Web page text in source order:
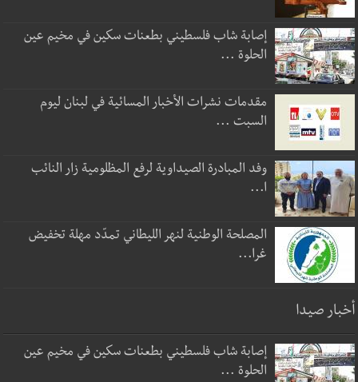
إصابة شاب فلسطيني بطعنات سكين في مخيم عين
الحلوة ...
مقدمات نشرات الأخبار المسائية في لبنان ليوم
السبت ...
وفد المبادرة الصيداوية لرفع المظلومية زار النائب
ا...
المصلحة الوطنية لنهر الليطاني تمدّد مهلة تخفيض
غرا...
أخبار صيدا
إصابة شاب فلسطيني بطعنات سكين في مخيم عين
الحلوة ...